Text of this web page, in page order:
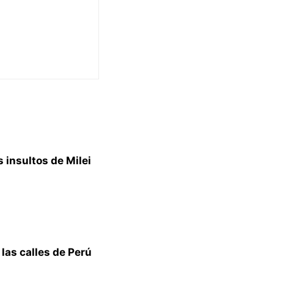
insultos de Milei
calles de Perú